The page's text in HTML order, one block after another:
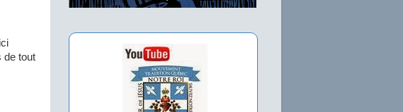
de tout